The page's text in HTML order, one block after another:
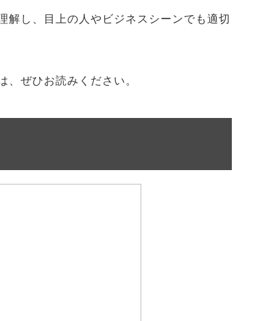
解し、目上の人やビジネスシーンでも適切
ぜひお読みください。